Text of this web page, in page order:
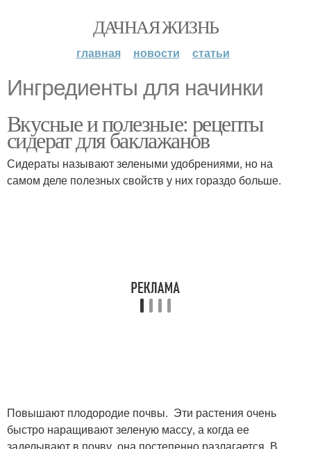
ДАЧНАЯ ЖИЗНЬ
главная новости статьи
Ингредиенты для начинки
Вкусные и полезные: рецепты
сидерат для баклажанов
Сидераты называют зелеными удобрениями, но на
самом деле полезных свойств у них гораздо больше.
Повышают плодородие почвы. Эти растения очень
быстро наращивают зеленую массу, а когда ее